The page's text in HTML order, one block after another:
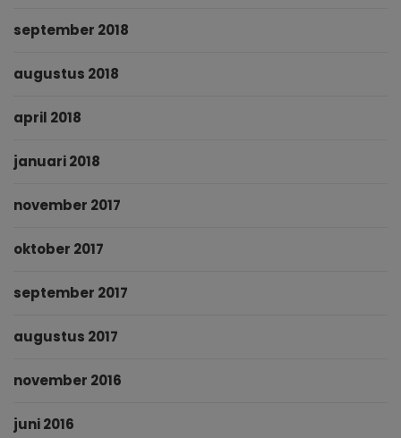
september 2018
augustus 2018
april 2018
januari 2018
november 2017
oktober 2017
september 2017
augustus 2017
november 2016
juni 2016